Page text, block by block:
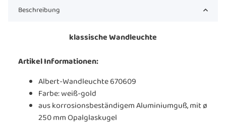
Beschreibung
klassische Wandleuchte
Artikel Informationen:
Albert-Wandleuchte 670609
Farbe: weiß-gold
aus korrosionsbeständigem Aluminiumguß, mit ø
250 mm Opalglaskugel